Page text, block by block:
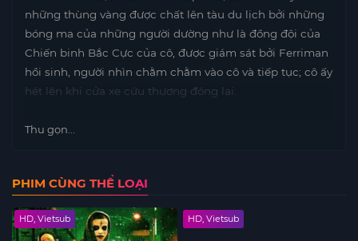
những thùng vàng được chất lên tàu du lịch bởi những
bóng ma của những người dường như là đồng đội của
Chiến binh Bắc Cực của cô, được giám sát bởi Ferriman
hồi sinh, người nhìn chằm chằm vào cô và tiếp tục; cô ấy
hét lên khi cửa xe cứu thương đóng lại.
Thu gọn...
PHIM CÙNG THỂ LOẠI
HD, Vietsub HD, Vietsub